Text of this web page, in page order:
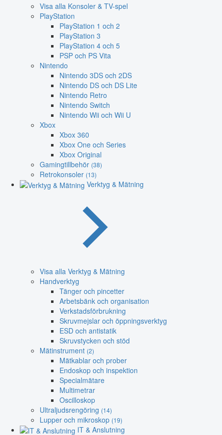
Visa alla Konsoler & TV-spel
PlayStation
PlayStation 1 och 2
PlayStation 3
PlayStation 4 och 5
PSP och PS Vita
Nintendo
Nintendo 3DS och 2DS
Nintendo DS och DS Lite
Nintendo Retro
Nintendo Switch
Nintendo Wii och Wii U
Xbox
Xbox 360
Xbox One och Series
Xbox Original
Gamingtillbehör (38)
Retrokonsoler (13)
Verktyg & Mätning
Visa alla Verktyg & Mätning
Handverktyg
Tänger och pincetter
Arbetsbänk och organisation
Verkstadsförbrukning
Skruvmejslar och öppningsverktyg
ESD och antistatik
Skruvstycken och stöd
Mätinstrument (2)
Mätkablar och prober
Endoskop och inspektion
Specialmätare
Multimetrar
Oscilloskop
Ultraljudsrengöring (14)
Lupper och mikroskop (19)
IT & Anslutning